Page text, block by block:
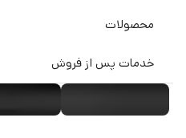
محصولات
خدمات پس از فروش